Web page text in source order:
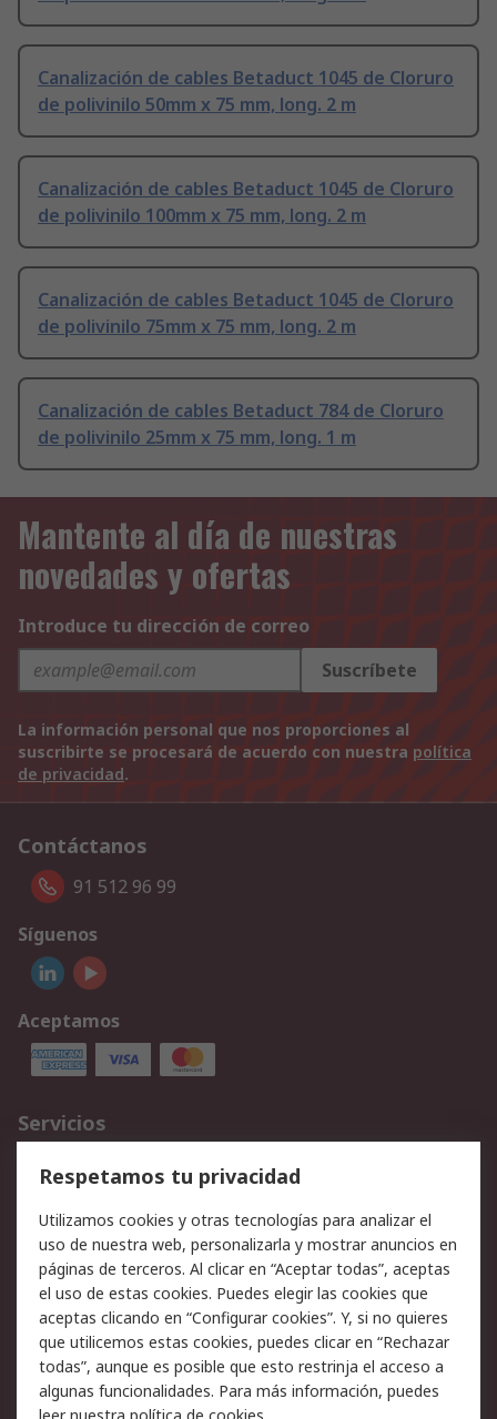
Canalización de cables Betaduct 1045 de Cloruro
de polivinilo 50mm x 75 mm, long. 2 m
Canalización de cables Betaduct 1045 de Cloruro
de polivinilo 100mm x 75 mm, long. 2 m
Canalización de cables Betaduct 1045 de Cloruro
de polivinilo 75mm x 75 mm, long. 2 m
Canalización de cables Betaduct 784 de Cloruro
de polivinilo 25mm x 75 mm, long. 1 m
Mantente al día de nuestras
novedades y ofertas
Introduce tu dirección de correo
Suscríbete
La información personal que nos proporciones al
suscribirte se procesará de acuerdo con nuestra política
de privacidad.
Contáctanos
91 512 96 99
Síguenos
Aceptamos
Servicios
Cómo realizar pedidos
Devoluciones
Facturación y pago
Ofertas
Soporte técnico
Legal
Aviso legal
Política de privacidad -
Actualizada
Política sobre cookies
Seguridad de emails
Certificaciones de
Respetamos tu privacidad
Utilizamos cookies y otras tecnologías para analizar el
uso de nuestra web, personalizarla y mostrar anuncios en
páginas de terceros. Al clicar en “Aceptar todas”, aceptas
el uso de estas cookies. Puedes elegir las cookies que
aceptas clicando en “Configurar cookies”. Y, si no quieres
que utilicemos estas cookies, puedes clicar en “Rechazar
todas”, aunque es posible que esto restrinja el acceso a
algunas funcionalidades. Para más información, puedes